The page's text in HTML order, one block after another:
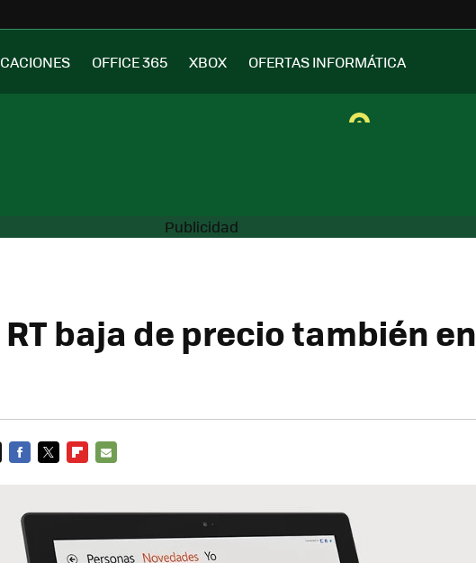
OFFICE 365 XBOX OFERTAS INFORMÁTICA
baja de precio también en